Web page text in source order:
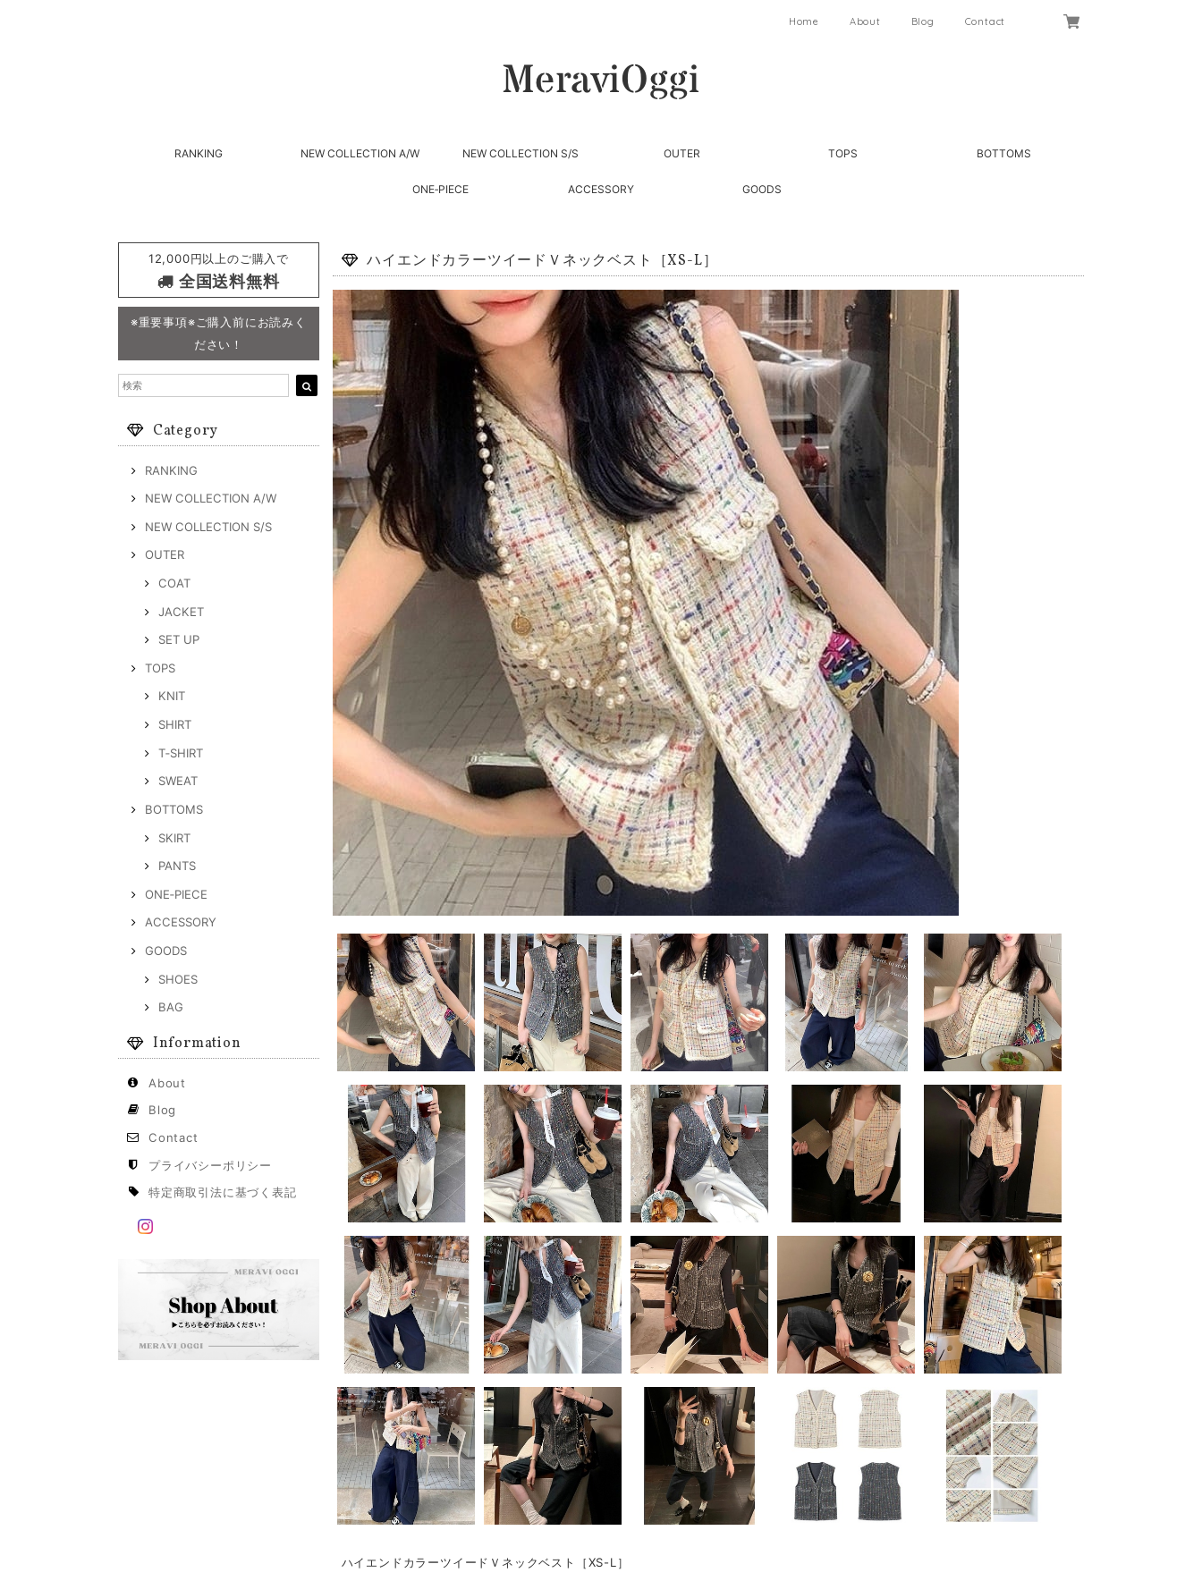
Home About Blog Contact
RANKING NEW COLLECTION A/W NEW COLLECTION S/S OUTER TOPS BOTTOMS
ONE‐PIECE ACCESSORY GOODS
12,000円以上のご購入で
全国送料無料
※重要事項※ご購入前にお読みく
ださい！
Category
RANKING
NEW COLLECTION A/W
NEW COLLECTION S/S
OUTER
COAT
JACKET
SET UP
TOPS
KNIT
SHIRT
T‐SHIRT
SWEAT
BOTTOMS
SKIRT
PANTS
ONE‐PIECE
ACCESSORY
GOODS
SHOES
BAG
Information
About
Blog
Contact
プライバシーポリシー
特定商取引法に基づく表記
ハイエンドカラーツイードＶネックベスト［XS-L］
ハイエンドカラーツイードＶネックベスト［XS-L］